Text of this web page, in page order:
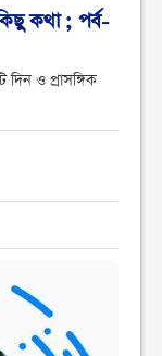
কথা ; পর্ব-
দিন ও প্রাসঙ্গিক